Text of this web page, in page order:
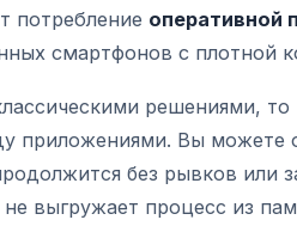
потребление оперативной
смартфонов с плотной
решениями,
приложениями. Вы можете
без рывков или
не выгружает процесс из